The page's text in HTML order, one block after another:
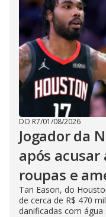
DO R7/01/08/2026
Jogador da
após
roupas e
Tari Eason, do
de cerca de R$ 470
danificadas com água